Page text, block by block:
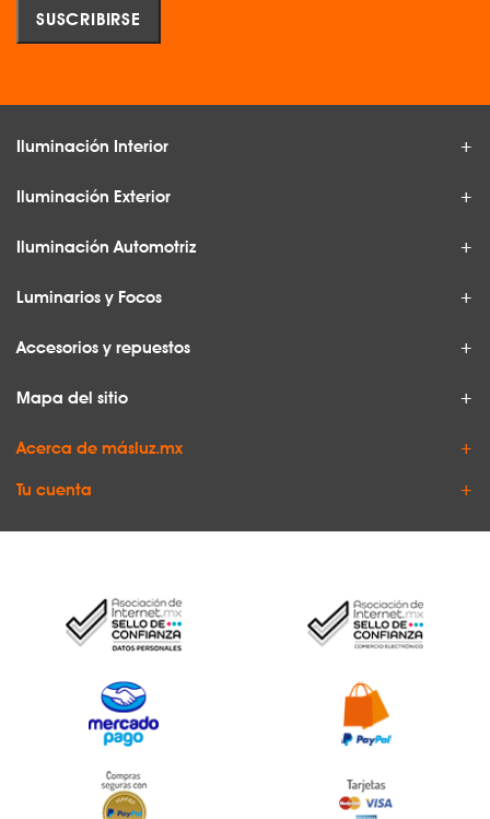
Iluminación Interior
Iluminación Exterior
Iluminación Automotriz
Luminarios y Focos
Accesorios y repuestos
Mapa del sitio
Acerca de másluz.mx
Tu cuenta